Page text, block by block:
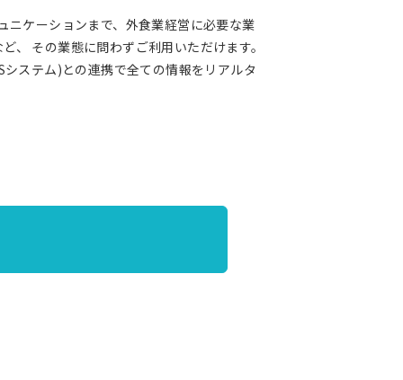
ケーションまで、外食業経営に必要な業
、 その業態に問わずご利用いただけます。
ステム)との連携で全ての情報をリアルタ